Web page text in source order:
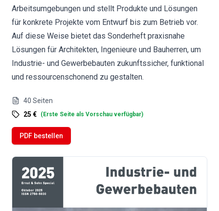
Arbeitsumgebungen und stellt Produkte und Lösungen
für konkrete Projekte vom Entwurf bis zum Betrieb vor.
Auf diese Weise bietet das Sonderheft praxisnahe
Lösungen für Architekten, Ingenieure und Bauherren, um
Industrie- und Gewerbebauten zukunftssicher, funktional
und ressourcenschonend zu gestalten.
40 Seiten
25 €
( Erste Seite als Vorschau verfügbar)
PDF bestellen